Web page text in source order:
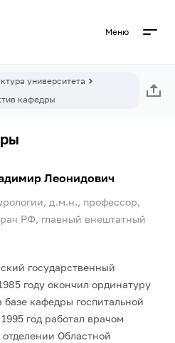
Меню
университета
кафедры
Леонидович
д.м.н., профессор,
РФ, главный внештатный
государственный
году окончил ординатуру
кафедры госпитальной
год работал врачом
Областной